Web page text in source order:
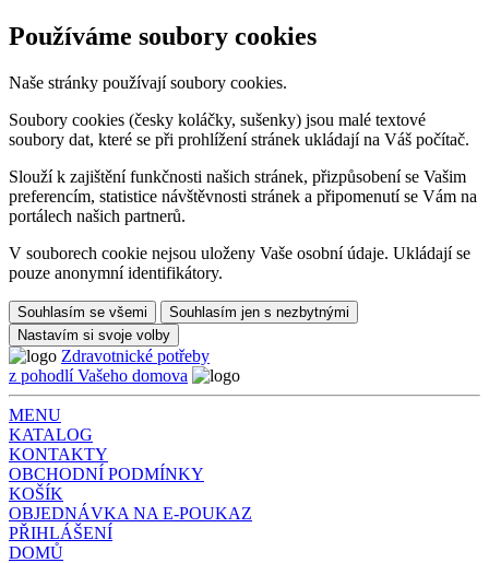
Používáme soubory cookies
Naše stránky používají soubory cookies.
Soubory cookies (česky koláčky, sušenky) jsou malé textové
soubory dat, které se při prohlížení stránek ukládají na Váš počítač.
Slouží k zajištění funkčnosti našich stránek, přizpůsobení se Vašim
preferencím, statistice návštěvnosti stránek a připomenutí se Vám na
portálech našich partnerů.
V souborech cookie nejsou uloženy Vaše osobní údaje. Ukládají se
pouze anonymní identifikátory.
Souhlasím se všemi
Souhlasím jen s nezbytnými
Nastavím si svoje volby
Zdravotnické potřeby
z pohodlí Vašeho domova
MENU
KATALOG
KONTAKTY
OBCHODNÍ PODMÍNKY
KOŠÍK
OBJEDNÁVKA NA E-POUKAZ
PŘIHLÁŠENÍ
DOMŮ